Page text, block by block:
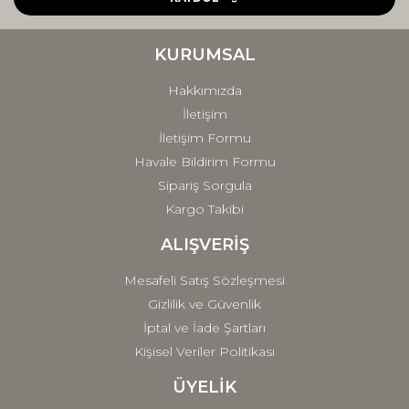
Ürün fiyatı diğer sitelerden daha pahalı.
Gönder
KURUMSAL
Hakkımızda
İletişim
İletişim Formu
Havale Bildirim Formu
Sipariş Sorgula
Kargo Takibi
ALIŞVERİŞ
Mesafeli Satış Sözleşmesi
Gizlilik ve Güvenlik
İptal ve İade Şartları
Kişisel Veriler Politikası
ÜYELİK